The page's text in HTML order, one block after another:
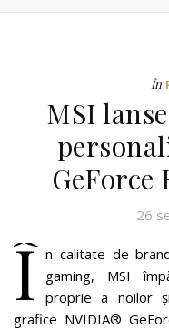
În
MSI
GeForce
26
Î n calitate de
gaming, MSI
proprie a noilor
grafice NVIDIA®